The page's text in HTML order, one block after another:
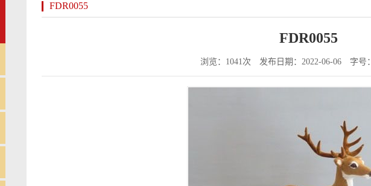
FDR0055
FDR0055
浏览：1041次 发布日期：2022-06-06 字号：